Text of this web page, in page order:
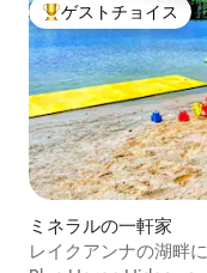
大好評のゲストチョ
ゲストチョイス
ミネラルの一軒家
レイクアンナの湖畔